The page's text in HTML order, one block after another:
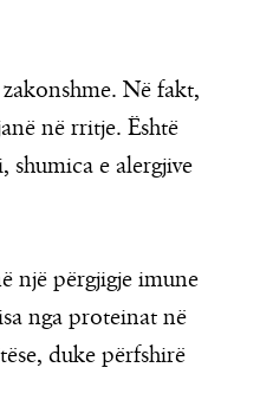
Në fakt,
në rritje. Është
shumica e alergjive
një përgjigje imune
nga proteinat në
duke përfshirë